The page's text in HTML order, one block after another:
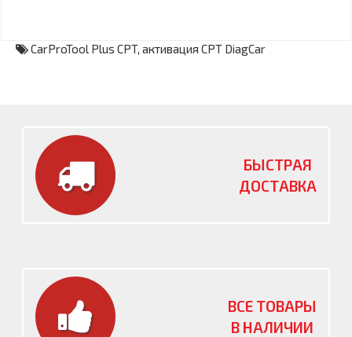
CarProTool Plus CPT, активация CPT DiagCar
БЫСТРАЯ
ДОСТАВКА
ВСЕ ТОВАРЫ
В НАЛИЧИИ